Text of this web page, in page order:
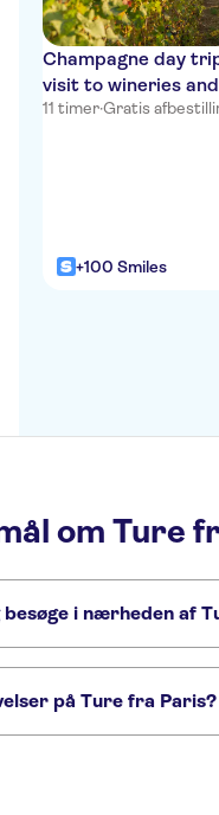
Champagne day
visit to wineries
11 timer·Gratis
+100 Smiles
om Ture
i nærheden af
Louvre Museet
på Ture fra Paris?